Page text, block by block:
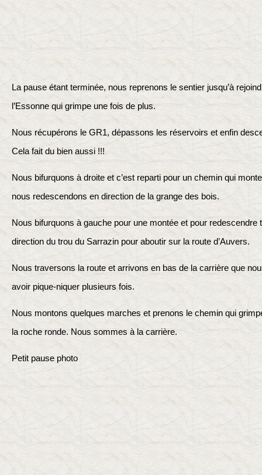
La pause étant terminée, nous reprenons le sentier jusqu’à
l’Essonne qui grimpe une fois de plus.
Nous récupérons le GR1, dépassons les réservoirs et enfin
Cela fait du bien aussi !!!
Nous bifurquons à droite et c’est reparti pour un chemin qui
nous redescendons en direction de la grange des bois.
Nous bifurquons à gauche pour une montée et pour redescendre
direction du trou du Sarrazin pour aboutir sur la route d’Auvers.
Nous traversons la route et arrivons en bas de la carrière que
avoir pique-niquer plusieurs fois.
Nous montons quelques marches et prenons le chemin qui
la roche ronde. Nous sommes à la carrière.
Petit pause photo